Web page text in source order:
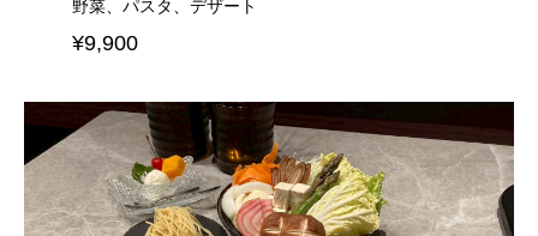
野菜、パスタ、デザート
¥9,900